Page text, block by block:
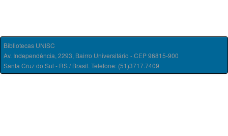
Bibliotecas UNISC
Av. Independência, 2293, Bairro Universitário - CEP 96815-900
Santa Cruz do Sul - RS / Brasil. Telefone: (51)3717.7409